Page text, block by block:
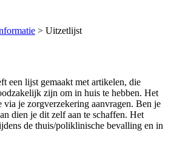
> Uitzetlijst
een lijst gemaakt met artikelen, die
zijn om in huis te hebben. Het
via je zorgverzekering aanvragen. Ben je
dien je dit zelf aan te schaffen. Het
de thuis/poliklinische bevalling en in